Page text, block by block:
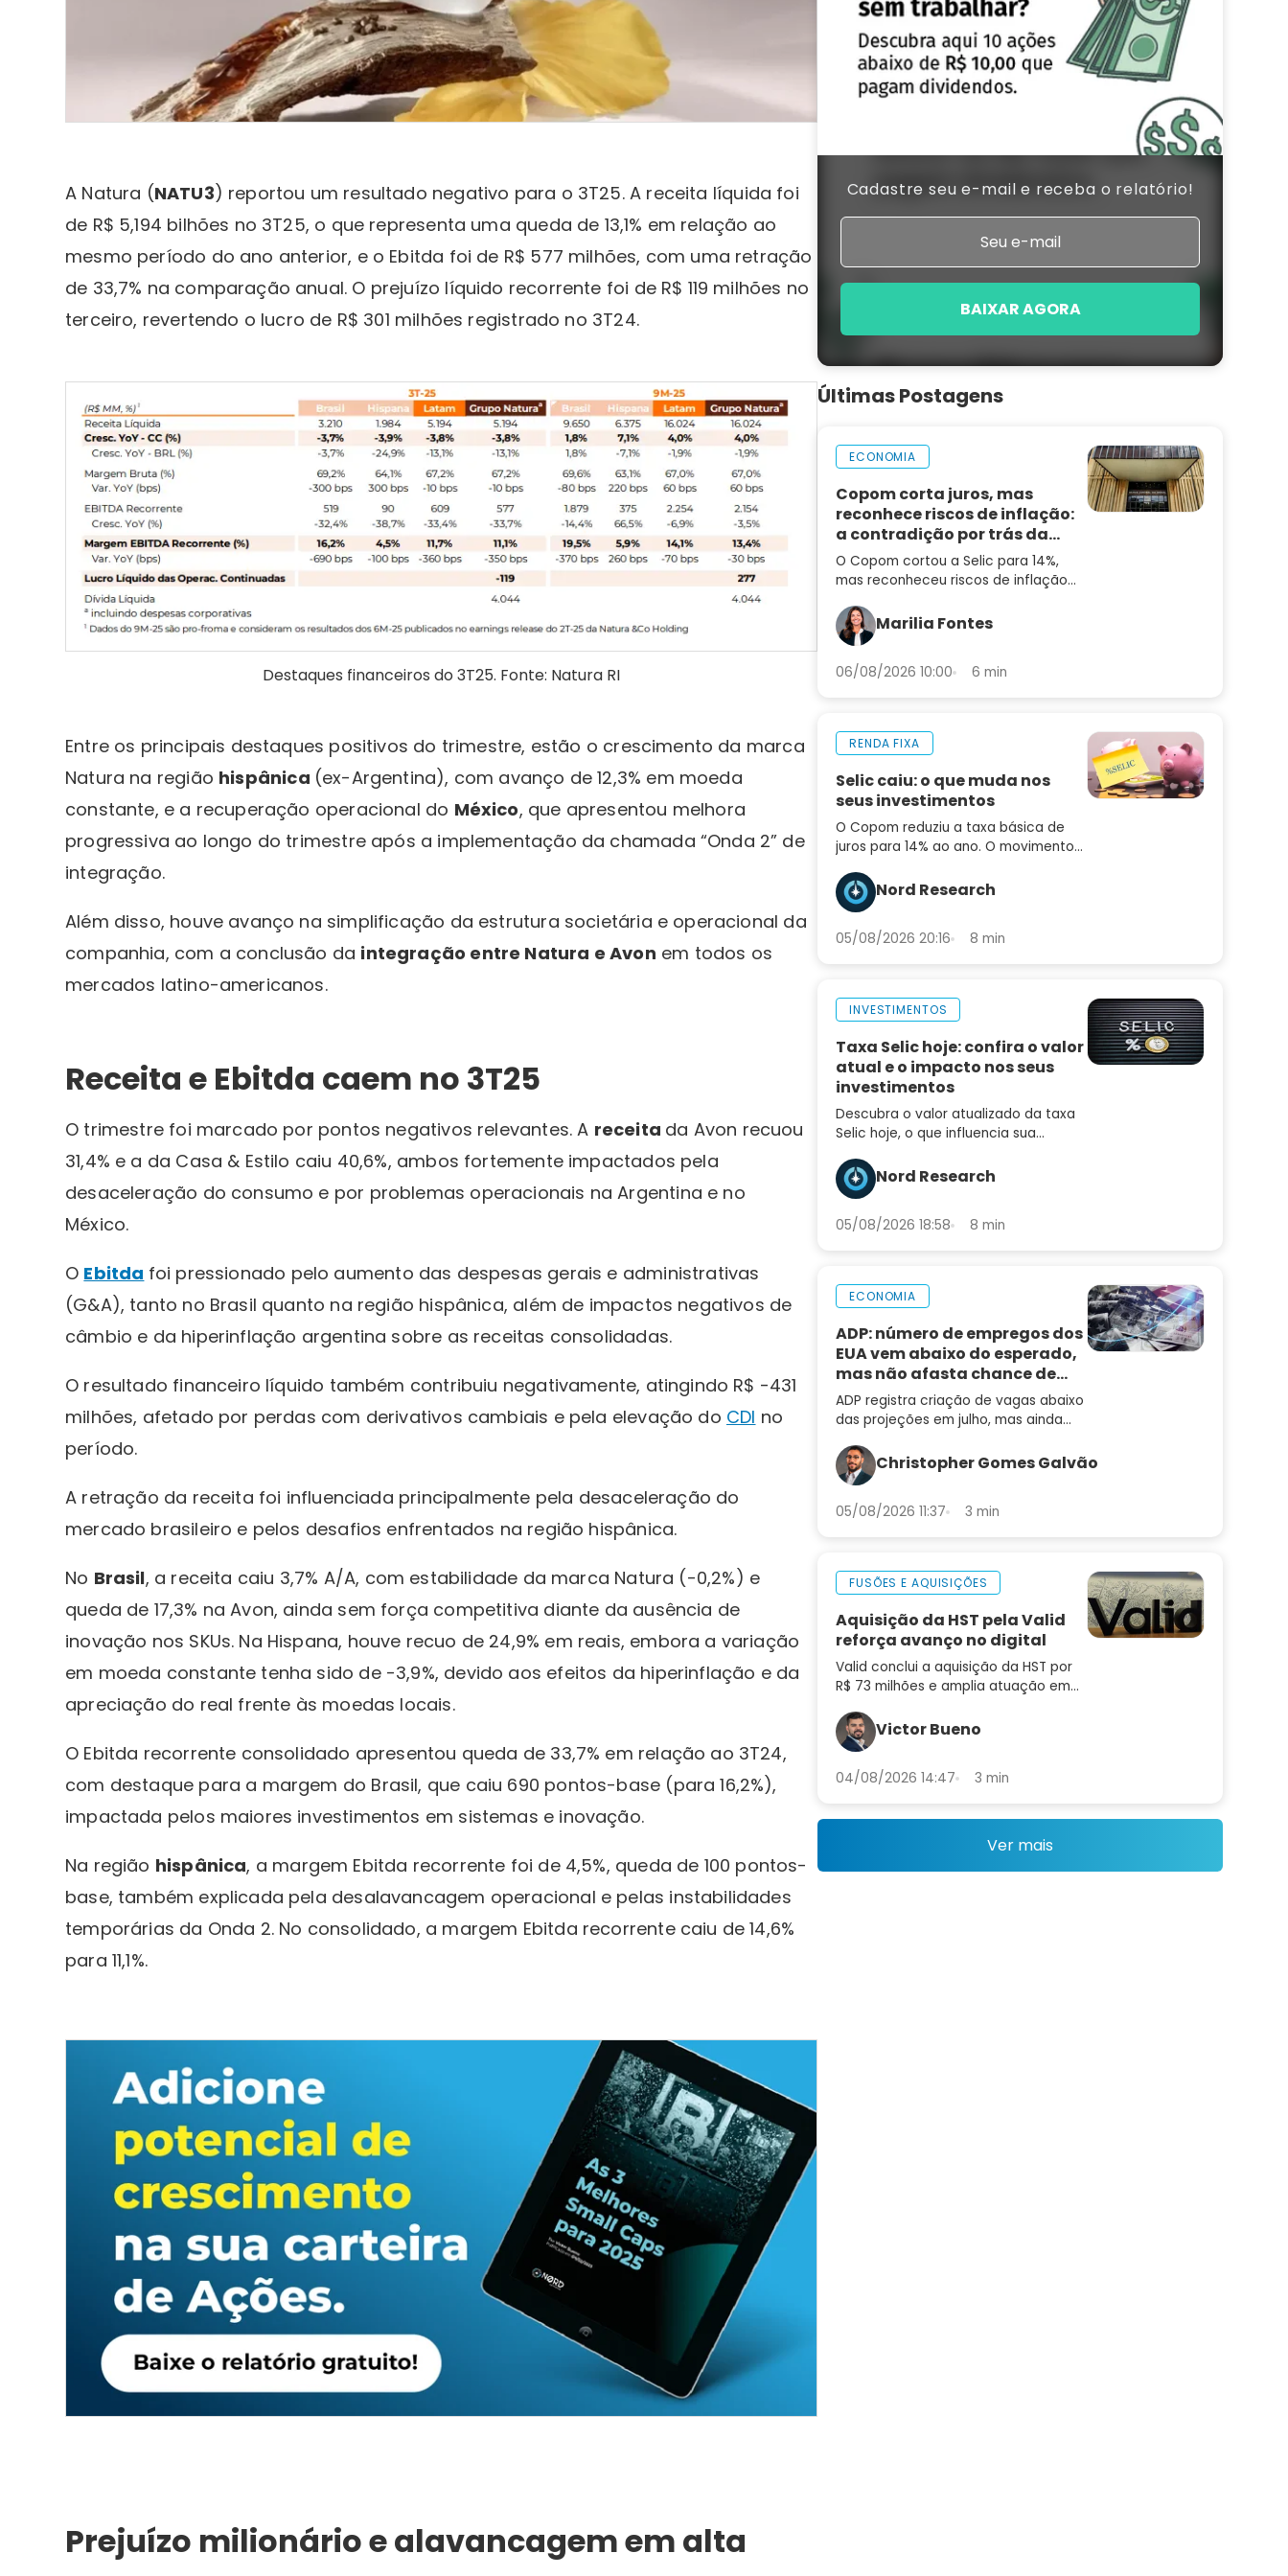
A Natura (NATU3) reportou um resultado negativo para o 3T25. A receita líquida foi
de R$ 5,194 bilhões no 3T25, o que representa uma queda de 13,1% em relação ao
mesmo período do ano anterior, e o Ebitda foi de R$ 577 milhões, com uma retração
de 33,7% na comparação anual. O prejuízo líquido recorrente foi de R$ 119 milhões no
terceiro, revertendo o lucro de R$ 301 milhões registrado no 3T24.
Destaques financeiros do 3T25. Fonte: Natura RI
Entre os principais destaques positivos do trimestre, estão o crescimento da marca
Natura na região hispânica (ex-Argentina), com avanço de 12,3% em moeda
constante, e a recuperação operacional do México, que apresentou melhora
progressiva ao longo do trimestre após a implementação da chamada “Onda 2” de
integração.
Além disso, houve avanço na simplificação da estrutura societária e operacional da
companhia, com a conclusão da integração entre Natura e Avon em todos os
mercados latino-americanos.
Receita e Ebitda caem no 3T25
O trimestre foi marcado por pontos negativos relevantes. A receita da Avon recuou
31,4% e a da Casa & Estilo caiu 40,6%, ambos fortemente impactados pela
desaceleração do consumo e por problemas operacionais na Argentina e no
México.
O Ebitda foi pressionado pelo aumento das despesas gerais e administrativas
(G&A), tanto no Brasil quanto na região hispânica, além de impactos negativos de
câmbio e da hiperinflação argentina sobre as receitas consolidadas.
O resultado financeiro líquido também contribuiu negativamente, atingindo R$ -431
milhões, afetado por perdas com derivativos cambiais e pela elevação do CDI no
período.
A retração da receita foi influenciada principalmente pela desaceleração do
mercado brasileiro e pelos desafios enfrentados na região hispânica.
No Brasil, a receita caiu 3,7% A/A, com estabilidade da marca Natura (-0,2%) e
queda de 17,3% na Avon, ainda sem força competitiva diante da ausência de
inovação nos SKUs. Na Hispana, houve recuo de 24,9% em reais, embora a variação
em moeda constante tenha sido de -3,9%, devido aos efeitos da hiperinflação e da
apreciação do real frente às moedas locais.
O Ebitda recorrente consolidado apresentou queda de 33,7% em relação ao 3T24,
com destaque para a margem do Brasil, que caiu 690 pontos-base (para 16,2%),
impactada pelos maiores investimentos em sistemas e inovação.
Na região hispânica, a margem Ebitda recorrente foi de 4,5%, queda de 100 pontos-
base, também explicada pela desalavancagem operacional e pelas instabilidades
temporárias da Onda 2. No consolidado, a margem Ebitda recorrente caiu de 14,6%
para 11,1%.
Prejuízo milionário e alavancagem em alta
Cadastre seu e-mail e receba o relatório!
BAIXAR AGORA
Últimas Postagens
ECONOMIA
Copom corta juros, mas
reconhece riscos de inflação:
a contradição por trás da
decisão
O Copom cortou a Selic para 14%,
mas reconheceu riscos de inflação
por que ainda não é hora de
aumentar risco
Marilia Fontes
06/08/2026 10:00 6 min
RENDA FIXA
Selic caiu: o que muda nos
seus investimentos
O Copom reduziu a taxa básica de
juros para 14% ao ano. O movimento
trouxe sinais importantes sobre os
próximos passos
Nord Research
05/08/2026 20:16 8 min
INVESTIMENTOS
Taxa Selic hoje: confira o valor
atual e o impacto nos seus
investimentos
Descubra o valor atualizado da taxa
Selic hoje, o que influencia sua
investimentos, empréstimos e a
economia brasileira
Nord Research
05/08/2026 18:58 8 min
ECONOMIA
ADP: número de empregos dos
EUA vem abaixo do esperado,
mas não afasta chance de
alta de juros
ADP registra criação de vagas abaixo
das projeções em julho, mas ainda
de trabalho aquecido
Christopher Gomes Galvão
05/08/2026 11:37 3 min
FUSÕES E AQUISIÇÕES
Aquisição da HST pela Valid
reforça avanço no digital
Valid conclui a aquisição da HST por
R$ 73 milhões e amplia atuação em
prevenção a fraudes. Saiba o que
muda para a empresa
Victor Bueno
04/08/2026 14:47 3 min
Ver mais